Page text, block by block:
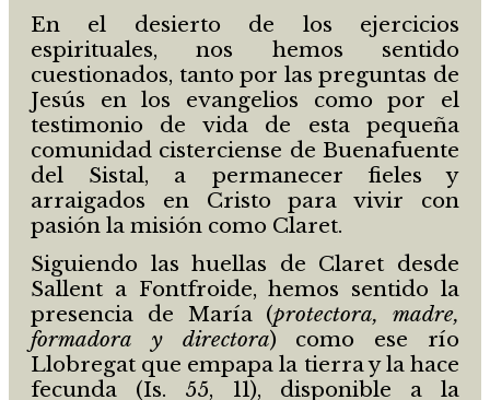
En el desierto de los ejercicios
espirituales, nos hemos sentido
cuestionados, tanto por las preguntas de
Jesús en los evangelios como por el
testimonio de vida de esta pequeña
comunidad cisterciense de Buenafuente
del Sistal, a permanecer fieles y
arraigados en Cristo para vivir con
pasión la misión como Claret.
Siguiendo las huellas de Claret desde
Sallent a Fontfroide, hemos sentido la
presencia de María (protectora,
madre,
formadora
y directora) como ese río
Llobregat que empapa la tierra y la hace
fecunda (Is. 55, 11), disponible a la